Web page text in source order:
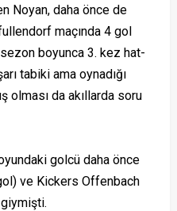
Noyan, daha önce de
maçında 4 gol
sezon boyunca 3. kez hat-
tabiki ama oynadığı
olması da akıllarda soru
golcü daha önce
ve Kickers Offenbach